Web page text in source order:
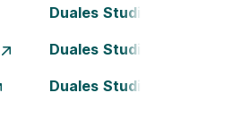
Duales Studium Darmstadt
Duales Studium Essen
Duales Studium Kassel